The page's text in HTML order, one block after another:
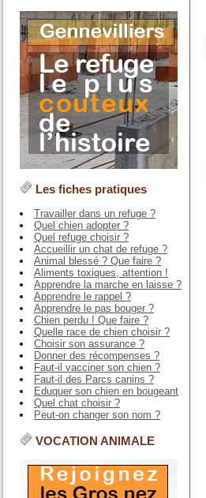
Les fiches pratiques
Travailler dans un refuge ?
Quel chien adopter ?
Quel refuge choisir ?
Accueillir un chat de refuge ?
Animal blessé ? Que faire ?
Aliments toxiques, attention !
Apprendre la marche en laisse ?
Apprendre le rappel ?
Apprendre le pas bouger ?
Chien perdu ! Que faire ?
Quelle race de chien choisir ?
Choisir son assurance ?
Donner des récompenses ?
Faut-il vacciner son chien ?
Faut-il des Parcs canins ?
Eduquer son chien en bougeant
Quel chat choisir ?
Peut-on changer son nom ?
VOCATION ANIMALE